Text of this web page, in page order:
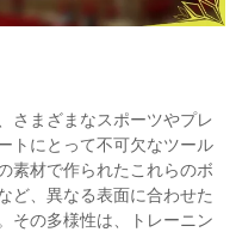
さまざまなスポーツやプレ
トにとって不可欠なツール
素材で作られたこれらのボ
ど、異なる表面に合わせた
その多様性は、トレーニン